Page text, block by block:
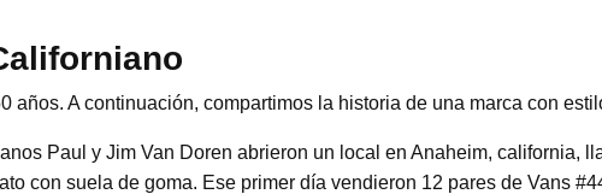
años. A continuación, compartimos la historia de una marca con
Paul y Jim Van Doren abrieron un local en Anaheim, california,
con suela de goma. Ese primer día vendieron 12 pares de Vans